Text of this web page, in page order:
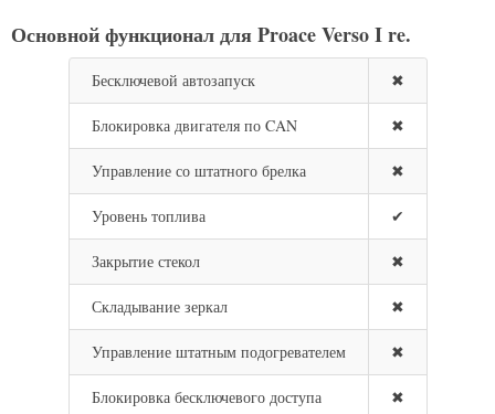
Основной функционал для Proace Verso I re.
Бесключевой автозапуск ✖
Блокировка двигателя по CAN ✖
Управление со штатного брелка ✖
Уровень топлива ✔
Закрытие стекол ✖
Складывание зеркал ✖
Управление штатным подогревателем ✖
Блокировка бесключевого доступа ✖